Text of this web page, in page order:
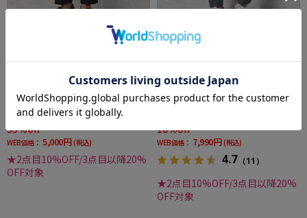
【即納】裾上げ不要 ノータックパンツ セット
ストシャーリング ブレスエフェクト生地 スト
レッチ 春夏
価格： 7,700円 (税込)
35%off
WEB価格： 5,000円 (税込)
★2点目10%OFF/3点目以降20%
OFF対象
【Dot Air-ドットエアー-】パンツ ワンタック
プ商品有】 TOKYO RUN
18%off
WEB価格： 7,990円 (税込)
4.7 （11）
★2点目10%OFF/3点目以降20%
OFF対象